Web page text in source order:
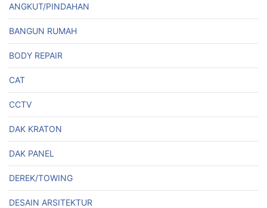
ANGKUT/PINDAHAN
BANGUN RUMAH
BODY REPAIR
CAT
CCTV
DAK KRATON
DAK PANEL
DEREK/TOWING
DESAIN ARSITEKTUR